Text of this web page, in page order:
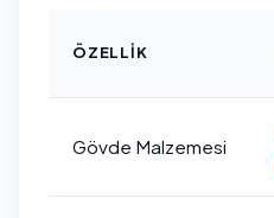
ÖZELLIK
Gövde Malzemesi